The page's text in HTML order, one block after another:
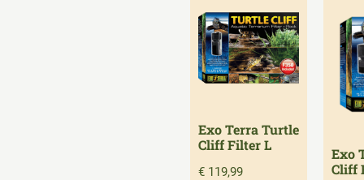
Exo Terra Turtle
Cliff Filter L
€ 119,99
Exo
Cliff